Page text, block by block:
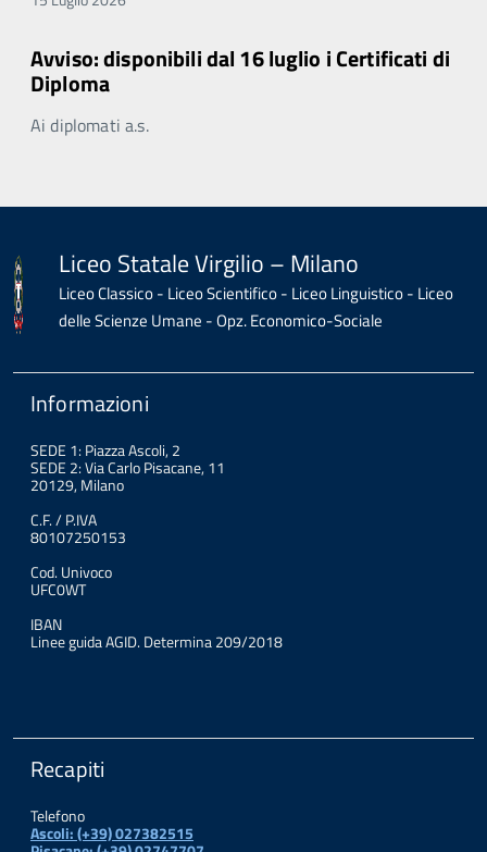
Avviso: disponibili dal 16 luglio i Certificati di
Diploma
Ai diplomati a.s.
Liceo Statale Virgilio – Milano
Liceo Classico - Liceo Scientifico - Liceo Linguistico - Liceo
delle Scienze Umane - Opz. Economico-Sociale
Informazioni
SEDE 1: Piazza Ascoli, 2
SEDE 2: Via Carlo Pisacane, 11
20129, Milano
C.F. / P.IVA
80107250153
Cod. Univoco
UFC0WT
IBAN
Linee guida AGID. Determina 209/2018
Recapiti
Telefono
Ascoli: (+39) 027382515